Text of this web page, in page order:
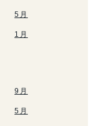
5月
1月
9月
5月